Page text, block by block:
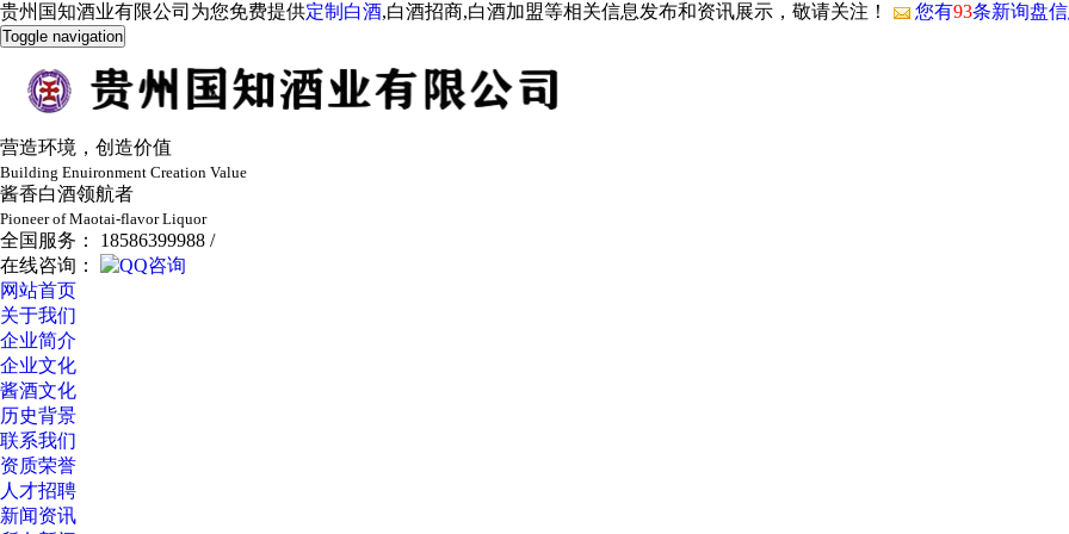
贵州国知酒业有限公司为您免费提供定制白酒,白酒招商,白酒加盟等相关信息发布和资讯展示，敬请关注！ 您有93条新询盘
Toggle navigation
营造环境，创造价值
Building Enuironment Creation Value
酱香白酒领航者
Pioneer of Maotai-flavor Liquor
全国服务： 18586399988 /
在线咨询：
网站首页
关于我们
企业简介
企业文化
酱酒文化
历史背景
联系我们
资质荣誉
人才招聘
新闻资讯